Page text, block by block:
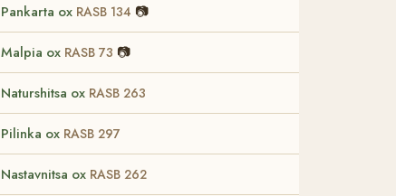
Pankarta ox RASB 134 📷
Malpia ox RASB 73 📷
Naturshitsa ox RASB 263
Pilinka ox RASB 297
Nastavnitsa ox RASB 262